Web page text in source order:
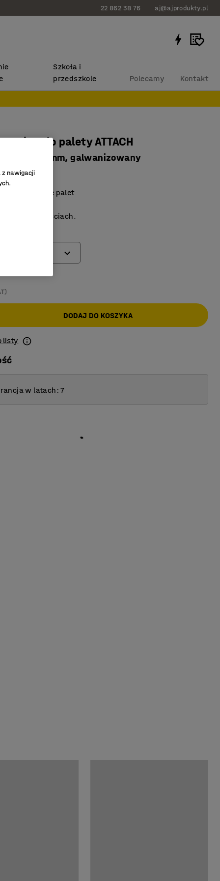
22 862 38 76 aj@ajprodukty.pl
Szkoła i
przedszkole
Polecamy Kontakt
do palety ATTACH
wys. 1200 mm, galwanizowany
sztaplowanie palet
w kilku długościach.
DODAJ DO KOSZYKA
listy
w latach: 7
z nawigacji